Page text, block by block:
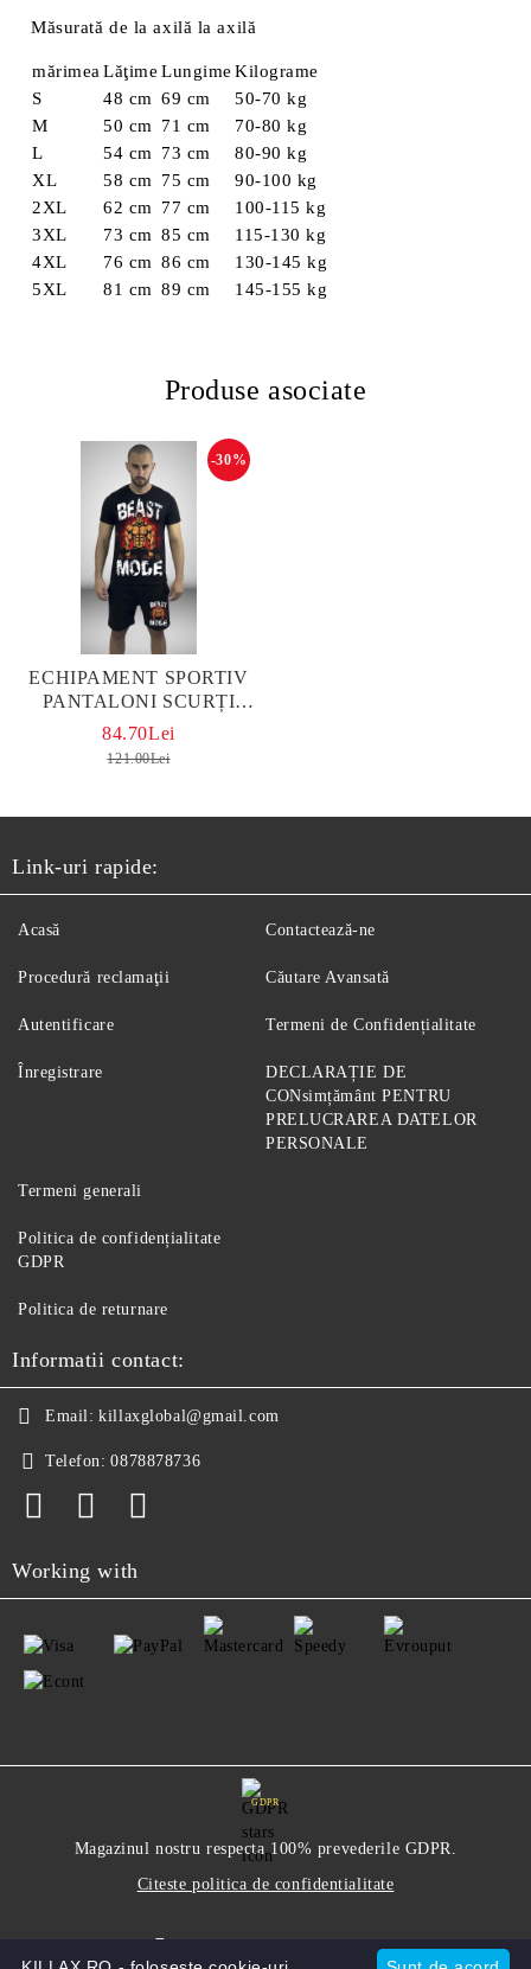
Măsurată de la axilă la axilă
mărimea Lăţime Lungime Kilograme
S
48 cm 69 cm
50-70 kg
M
50 cm 71 cm
70-80 kg
L
54 cm 73 cm
80-90 kg
XL
58 cm 75 cm
90-100 kg
2XL
62 cm 77 cm
100-115 kg
3XL
73 cm 85 cm
115-130 kg
4XL
76 cm 86 cm
130-145 kg
5XL
81 cm 89 cm 145-155 kg
Produse asociate
ЕCHIPAMENT SPORTIV
PANTALONI SCURȚI
BEAST MODE NEGRO
-30%
84.70Lei
121.00Lei
Link-uri rapide:
Acasă
Procedură reclamaţii
Autentificare
Înregistrare
Contactează-ne
Căutare Avansată
Termeni de Confidențialitate
DECLARAȚIE DE
CONsimțământ PENTRU
PRELUCRAREA DATELOR
PERSONALE
Termeni generali
Politica de confidențialitate
GDPR
Politica de returnare
Informatii contact:
Email: killaxglobal@gmail.com
Telefon: 0878878736
Working with
GDPR
Magazinul nostru respecta 100% prevederile GDPR.
Citeste politica de confidentialitate